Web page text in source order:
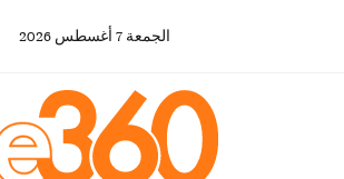
الجمعة 7 أغسطس 2026